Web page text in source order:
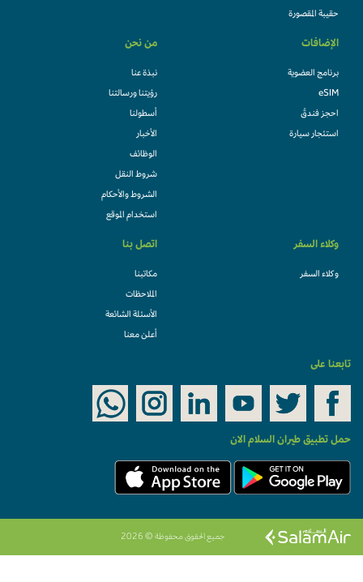
حقيبة المقصورة
الإضافات
برنامج العضوية
eSIM
احجز فندقً
استئجار سيارة
من نحن
نبذة عنا
رؤيتنا ورسالتنا
أسطولنا
الأخبار
الوظائف
شروط النقل
الشروط والأحكام
استخدام الموقع
وكلاء السفر
وكلاء السفر
اتصل بنا
مكاتبنا
الملاحظات
الأسئلة الشائعة
أعلن معنا
تابعنا على
حمل تطبيق طيران السلام الان
جميع الحقوق محفوظة © 2026